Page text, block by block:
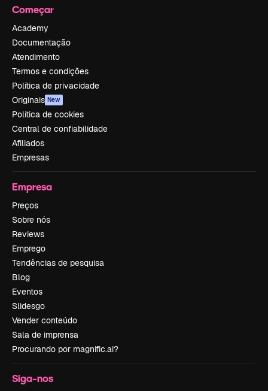
Começar
Academy
Documentação
Atendimento
Termos e condições
Política de privacidade
Originais New
Política de cookies
Central de confiabilidade
Afiliados
Empresas
Empresa
Preços
Sobre nós
Reviews
Emprego
Tendências de pesquisa
Blog
Eventos
Slidesgo
Vender conteúdo
Sala de imprensa
Procurando por magnific.ai?
Siga-nos